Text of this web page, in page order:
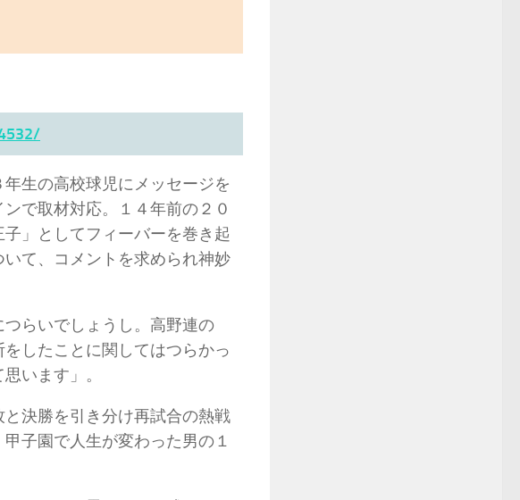
生の高校球児にメッセージを
で取材対応。１４年前の２０
」としてフィーバーを巻き起
て、コメントを求められ神妙
らいでしょうし。高野連の
したことに関してはつらかっ
います」。
決勝を引き分け再試合の熱戦
子園で人生が変わった男の１